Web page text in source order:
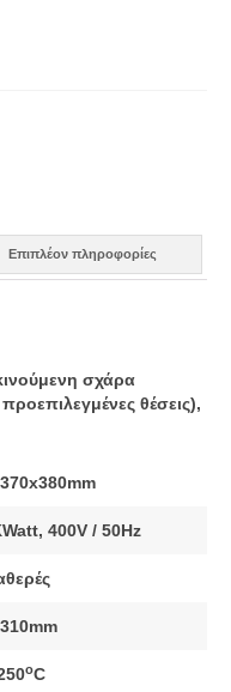
Επιπλέον πληροφορίες
σχάρα
θέσεις),
400V / 50Hz
οC